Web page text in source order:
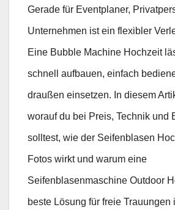
Gerade für Eventplaner,
Unternehmen ist ein flexibler
Eine Bubble Machine Hochzeit
schnell aufbauen, einfach
draußen einsetzen. In diesem
worauf du bei Preis, Technik und
solltest, wie der Seifenblasen
Fotos wirkt und warum eine
Seifenblasenmaschine Outdoor
beste Lösung für freie Trauungen